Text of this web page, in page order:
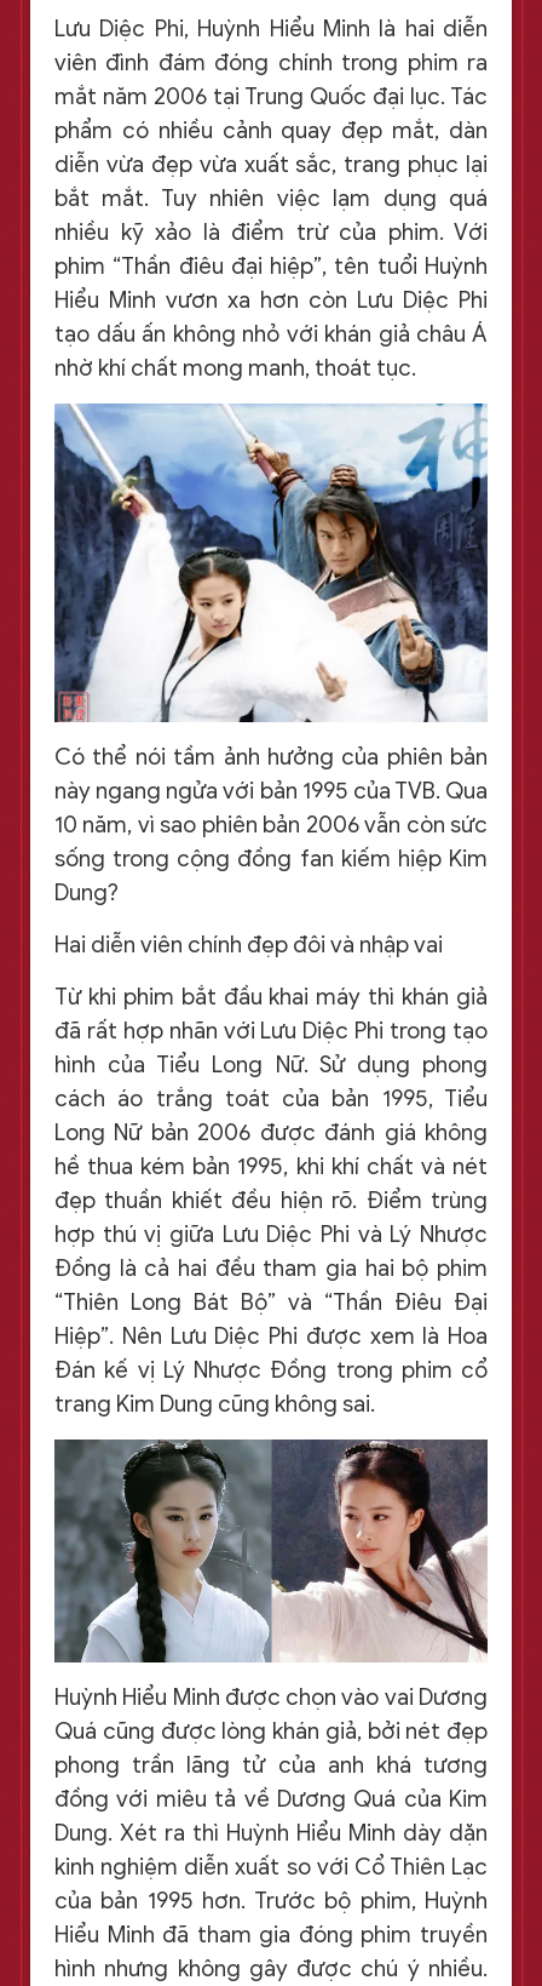
Lưu Diệc Phi, Huỳnh Hiểu Minh là hai diễn
viên đình đám đóng chính trong phim ra
mắt năm 2006 tại Trung Quốc đại lục. Tác
phẩm có nhiều cảnh quay đẹp mắt, dàn
diễn vừa đẹp vừa xuất sắc, trang phục lại
bắt mắt. Tuy nhiên việc lạm dụng quá
nhiều kỹ xảo là điểm trừ của phim. Với
phim “Thần điêu đại hiệp”, tên tuổi Huỳnh
Hiểu Minh vươn xa hơn còn Lưu Diệc Phi
tạo dấu ấn không nhỏ với khán giả châu Á
nhờ khí chất mong manh, thoát tục.
Có thể nói tầm ảnh hưởng của phiên bản
này ngang ngửa với bản 1995 của TVB. Qua
10 năm, vì sao phiên bản 2006 vẫn còn sức
sống trong cộng đồng fan kiếm hiệp Kim
Dung?
Hai diễn viên chính đẹp đôi và nhập vai
Từ khi phim bắt đầu khai máy thì khán giả
đã rất hợp nhãn với Lưu Diệc Phi trong tạo
hình của Tiểu Long Nữ. Sử dụng phong
cách áo trắng toát của bản 1995, Tiểu
Long Nữ bản 2006 được đánh giá không
hề thua kém bản 1995, khi khí chất và nét
đẹp thuần khiết đều hiện rõ. Điểm trùng
hợp thú vị giữa Lưu Diệc Phi và Lý Nhược
Đồng là cả hai đều tham gia hai bộ phim
“Thiên Long Bát Bộ” và “Thần Điêu Đại
Hiệp”. Nên Lưu Diệc Phi được xem là Hoa
Đán kế vị Lý Nhược Đồng trong phim cổ
trang Kim Dung cũng không sai.
Huỳnh Hiểu Minh được chọn vào vai Dương
Quá cũng được lòng khán giả, bởi nét đẹp
phong trần lãng tử của anh khá tương
đồng với miêu tả về Dương Quá của Kim
Dung. Xét ra thì Huỳnh Hiểu Minh dày dặn
kinh nghiệm diễn xuất so với Cổ Thiên Lạc
của bản 1995 hơn. Trước bộ phim, Huỳnh
Hiểu Minh đã tham gia đóng phim truyền
hình nhưng không gây được chú ý nhiều.